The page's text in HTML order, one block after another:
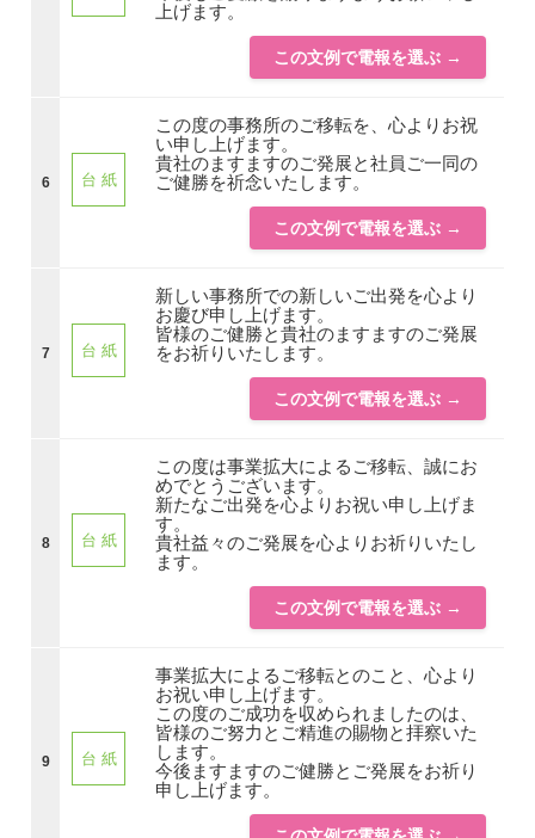
上げます。
この文例で電報を選ぶ →
6 台 紙
この度の事務所のご移転を、心よりお祝
い申し上げます。
貴社のますますのご発展と社員ご一同の
ご健勝を祈念いたします。
この文例で電報を選ぶ →
7 台 紙
新しい事務所での新しいご出発を心より
お慶び申し上げます。
皆様のご健勝と貴社のますますのご発展
をお祈りいたします。
この文例で電報を選ぶ →
8 台 紙
この度は事業拡大によるご移転、誠にお
めでとうございます。
新たなご出発を心よりお祝い申し上げま
す。
貴社益々のご発展を心よりお祈りいたし
ます。
この文例で電報を選ぶ →
9 台 紙
事業拡大によるご移転とのこと、心より
お祝い申し上げます。
この度のご成功を収められましたのは、
皆様のご努力とご精進の賜物と拝察いた
します。
今後ますますのご健勝とご発展をお祈り
申し上げます。